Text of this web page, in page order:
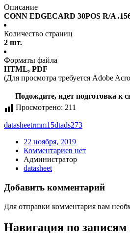
Описание
CONN EDGECARD 30POS R/A
Количество страниц
2 шт.
Форматы файла
HTML, PDF
(Для просмотра требуется Adobe
Подождите, идет подготовка
Просмотрено: 211
datasheetrmm15dtads273
22 ноября, 2019
Комментариев нет
Администратор
datasheet
Добавить комментарий
Для отправки комментария вам
Навигация по записям